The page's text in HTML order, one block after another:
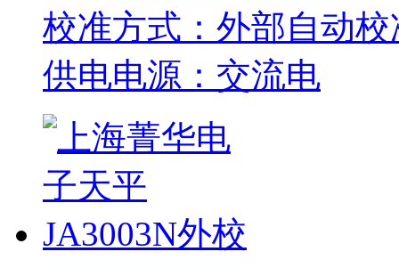
校准方式：外部自动校
供电电源：交流电